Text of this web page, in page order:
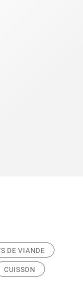
DE VIANDE
CUISSON